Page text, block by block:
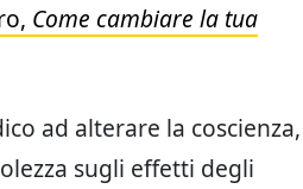
Come cambiare la tua
ad alterare la coscienza,
sugli effetti degli